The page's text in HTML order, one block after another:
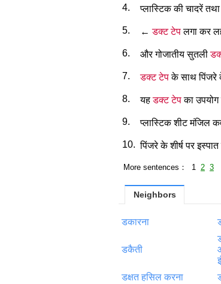
4. प्लास्टिक की चादरें
5. ←डक्ट टेपलगा कर
6. और गोजातीय सुतली
7. डक्ट टेपके साथ पिंजरे
8. यहडक्ट टेपका उपयोग
9. प्लास्टिक शीट मंजिल
10. पिंजरे के शीर्ष पर
More sentences： 1 2 3
Neighbors
डकारना
डकैती
डक्षत हसिल करना